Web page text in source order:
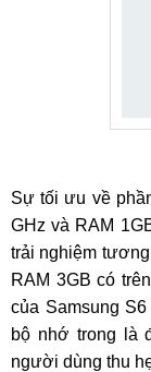
Sự tối ưu về
GHz và RAM
trải nghiệm
RAM 3GB có trên
của Samsung
bộ nhớ trong là
người dùng thu